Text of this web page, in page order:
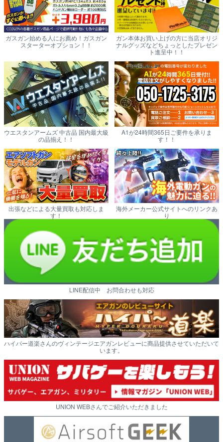
ガスガン始める人にお薦め！ガスガン
スターターオプション！！
ガン本体お買い上げの方に当店オリジ
ナルグッズなどちょっとしたプレゼン
ト進呈中！！
ウエスタンアームズ 中古品 国内最大級
の品揃え！！
A1が24時間365日ご要件を承りま
す！！
出張などによる大量買取も対応しま
す！
海外メーカー公式サイトへのリンクあ
り
LINE配信中 お問合わせも対応
ハイパー道楽さんのヴィンテージエアガンレビューに商品提供させていただいて
います。
UNION WEBさんでご紹介いただきました